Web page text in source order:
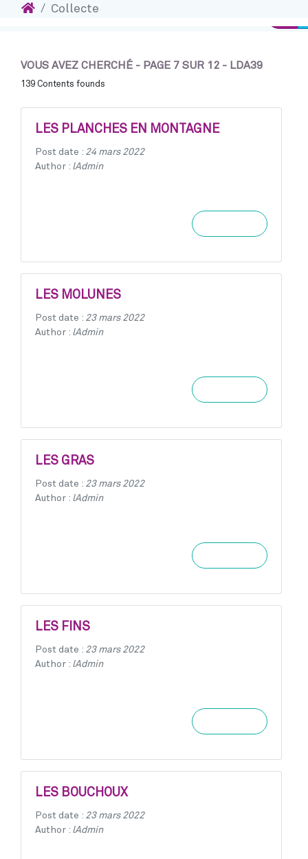
AccueilCollecte
VOUS AVEZ CHERCHÉ - PAGE 7 SUR 12 - LDA39
139 Contents founds
LES PLANCHES EN MONTAGNE
Post date : 24 mars 2022
Author : lAdmin
LES MOLUNES
Post date : 23 mars 2022
Author : lAdmin
LES GRAS
Post date : 23 mars 2022
Author : lAdmin
LES FINS
Post date : 23 mars 2022
Author : lAdmin
LES BOUCHOUX
Post date : 23 mars 2022
Author : lAdmin